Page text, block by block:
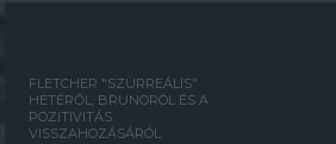
FLETCHER "SZÜRREÁLIS"
HETÉRŐL, BRUNORÓL ÉS A
POZITIVITÁS
VISSZAHOZÁSÁRÓL